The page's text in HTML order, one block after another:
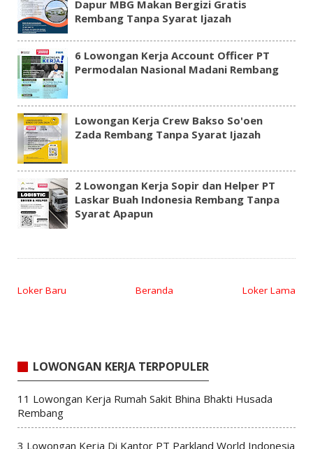
Dapur MBG Makan Bergizi Gratis
Rembang Tanpa Syarat Ijazah
6 Lowongan Kerja Account Officer PT
Permodalan Nasional Madani Rembang
Lowongan Kerja Crew Bakso So'oen
Zada Rembang Tanpa Syarat Ijazah
2 Lowongan Kerja Sopir dan Helper PT
Laskar Buah Indonesia Rembang Tanpa
Syarat Apapun
Loker Baru Loker Lama
Beranda
LOWONGAN KERJA TERPOPULER
11 Lowongan Kerja Rumah Sakit Bhina Bhakti Husada
Rembang
3 Lowongan Kerja Di Kantor PT Parkland World Indonesia